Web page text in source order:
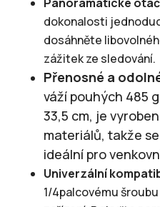
dokonalosti
dosáhněte
zážitek ze sledování.
Přenosné a
váží pouhých 485
33,5 cm, je
materiálů, takže
ideální pro
Univerzální
1/4palcovému